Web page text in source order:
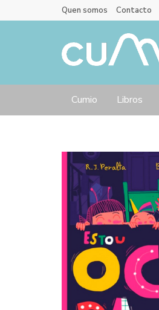
Quen somos Contacto
Cumio Libros